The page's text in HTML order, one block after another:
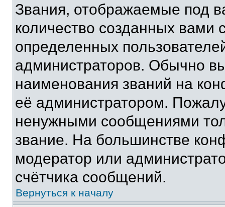
Звания, отображаемые под
количество созданных
определенных
администраторов. Обычно
наименования званий на
её администратором.
ненужными сообщениями
звание. На большинстве
модератор или
счётчика сообщений.
Вернуться к началу